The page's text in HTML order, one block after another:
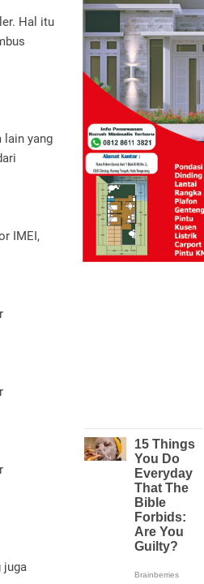
Hal itu
lain yang
IMEI,
juga